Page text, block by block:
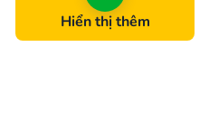
Hiển thị thêm